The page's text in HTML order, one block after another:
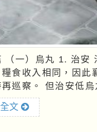
食收入相同，因此
有第二將時再巡
文